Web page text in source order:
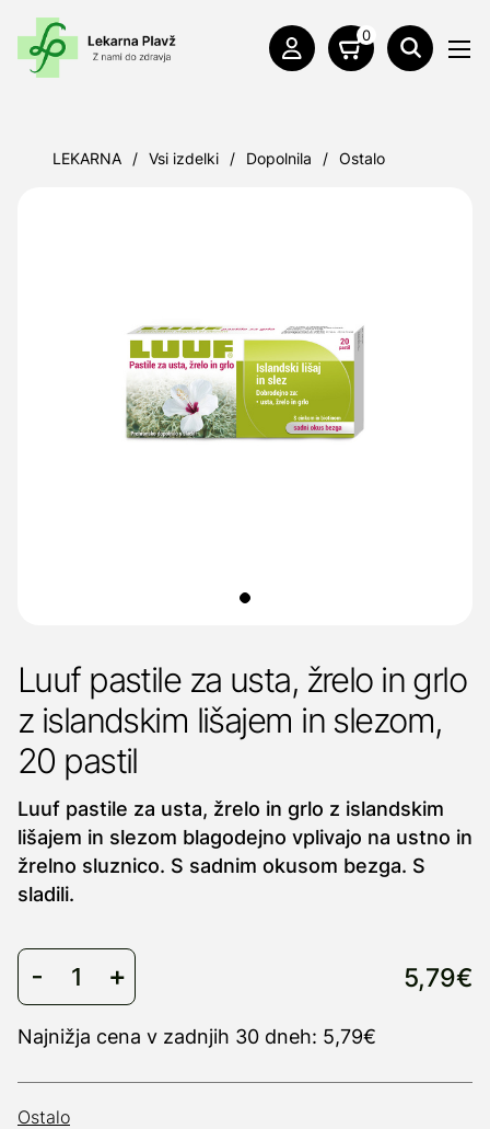
0
LEKARNA / Vsi izdelki / Dopolnila / Ostalo
Luuf pastile za usta, žrelo in grlo
z islandskim lišajem in slezom,
20 pastil
Luuf pastile za usta, žrelo in grlo z islandskim
lišajem in slezom blagodejno vplivajo na ustno in
žrelno sluznico. S sadnim okusom bezga. S
sladili.
5,79€
Najnižja cena v zadnjih 30 dneh: 5,79€
Ostalo